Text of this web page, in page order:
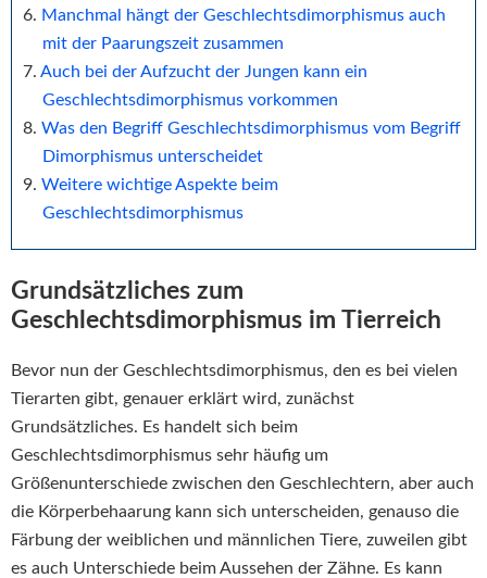
Manchmal hängt der Geschlechtsdimorphismus auch
mit der Paarungszeit zusammen
Auch bei der Aufzucht der Jungen kann ein
Geschlechtsdimorphismus vorkommen
Was den Begriff Geschlechtsdimorphismus vom Begriff
Dimorphismus unterscheidet
Weitere wichtige Aspekte beim
Geschlechtsdimorphismus
Grundsätzliches zum
Geschlechtsdimorphismus im Tierreich
Bevor nun der Geschlechtsdimorphismus, den es bei vielen
Tierarten gibt, genauer erklärt wird, zunächst
Grundsätzliches. Es handelt sich beim
Geschlechtsdimorphismus sehr häufig um
Größenunterschiede zwischen den Geschlechtern, aber auch
die Körperbehaarung kann sich unterscheiden, genauso die
Färbung der weiblichen und männlichen Tiere, zuweilen gibt
es auch Unterschiede beim Aussehen der Zähne. Es kann